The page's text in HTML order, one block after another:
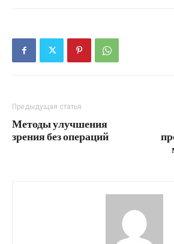
Предыдущая статья
Методы улучшения
зрения без операций